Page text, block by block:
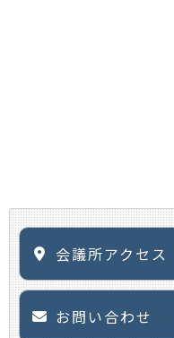
会議所アクセス
お問い合わせ